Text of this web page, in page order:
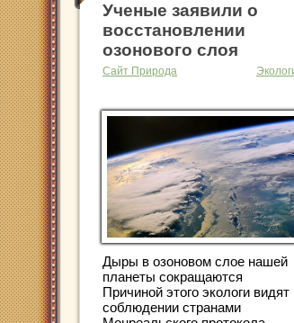
Ученые заявили о
восстановлении
озонового слоя
Сайт Природа
Дыры в озоновом слое нашей
планеты сокращаются
Причиной этого экологи видят
соблюдении странами